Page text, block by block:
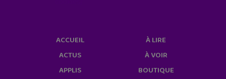
ACCUEIL
ACTUS
APPLIS
À LIRE
À VOIR
BOUTIQUE